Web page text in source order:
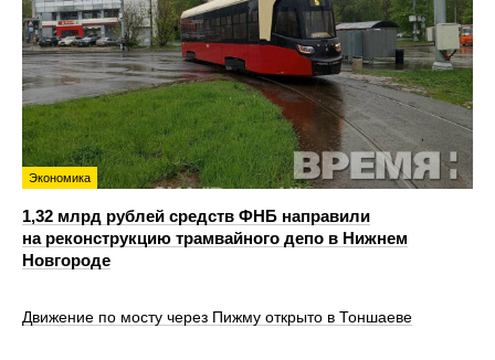
Экономика
1,32 млрд рублей средств ФНБ направили
на реконструкцию трамвайного депо в Нижнем
Новгороде
Движение по мосту через Пижму открыто в Тоншаеве